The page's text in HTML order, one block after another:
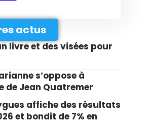
actus
livre et des visées pour
s’oppose à
de Jean Quatremer
affiche des résultats
et bondit de 7% en